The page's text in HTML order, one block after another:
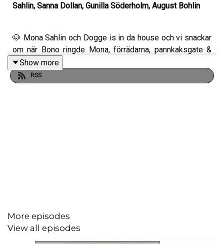
Sahlin, Sanna Dollan, Gunilla Söderholm, August Bohlin
🐶 Mona Sahlin och Dogge is in da house och vi snackar
om när Bono ringde Mona, förrädarna, pannkaksgate &
när Dogge var med på en problematisk bokmässa med
nazister och yogalärare!
beskedet i eftersnacket.
Show more
RSS
More episodes
View all episodes